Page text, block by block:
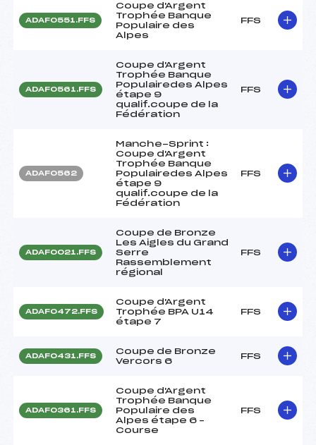
ADAF0551.FFS
Coupe d'Argent
Trophée Banque
Populaire des
Alpes
FFS
ADAF0561.FFS
Coupe d'Argent
Trophée Banque
Populairedes Alpes
étape 9
qualif.coupe de la
Fédération
FFS
ADAF0562
Manche-Sprint :
Coupe d'Argent
Trophée Banque
Populairedes Alpes
étape 9
qualif.coupe de la
Fédération
FFS
ADAF0021.FFS
Coupe de Bronze
Les Aigles du Grand
Serre
Rassemblement
régional
FFS
ADAF0472.FFS
Coupe d'Argent
Trophée BPA U14
étape 7
FFS
ADAF0431.FFS
Coupe de Bronze
Vercors 6
FFS
ADAF0361.FFS
Coupe d'Argent
Trophée Banque
Populaire des
Alpes étape 6 –
Course
FFS